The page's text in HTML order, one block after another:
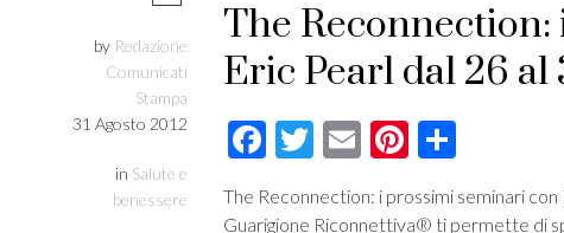
by Redazione
Comunicati
Stampa
31 Agosto 2012
in Salute e
benessere
The
Eric Pearl dal 26 al
Facebook
Twitter
EmailPinterest
The Reconnection: i prossimi seminari
Guarigione Riconnettiva® ti permette di